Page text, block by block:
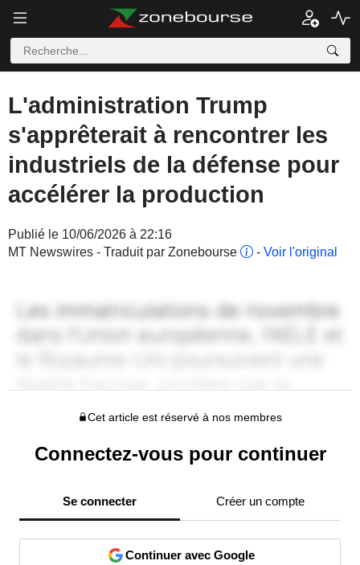
L'administration Trump
s'apprêterait à rencontrer les
industriels de la défense pour
accélérer la production
Publié le 10/06/2026 à 22:16
MT Newswires - Traduit par Zonebourse
- Voir l'original
Cet article est réservé à nos membres
Connectez-vous pour continuer
Se connecter Créer un compte
Continuer avec Google